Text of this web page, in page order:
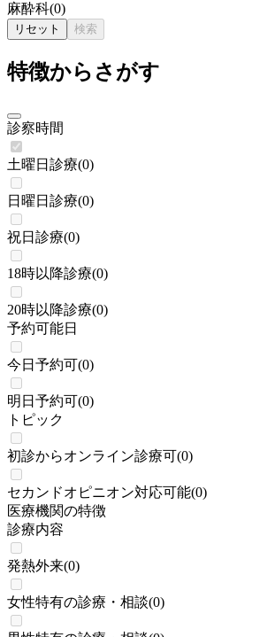
麻酔科(0)
リセット 検索
特徴からさがす
診察時間
土曜日診療(0)
日曜日診療(0)
祝日診療(0)
18時以降診療(0)
20時以降診療(0)
予約可能日
今日予約可(0)
明日予約可(0)
トピック
初診からオンライン診療可(0)
セカンドオピニオン対応可能(0)
医療機関の特徴
診療内容
発熱外来(0)
女性特有の診療・相談(0)